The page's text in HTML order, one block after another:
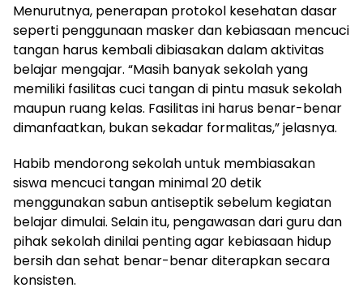
Menurutnya, penerapan protokol kesehatan dasar
seperti penggunaan masker dan kebiasaan mencuci
tangan harus kembali dibiasakan dalam aktivitas
belajar mengajar. “Masih banyak sekolah yang
memiliki fasilitas cuci tangan di pintu masuk sekolah
maupun ruang kelas. Fasilitas ini harus benar-benar
dimanfaatkan, bukan sekadar formalitas,” jelasnya.
Habib mendorong sekolah untuk membiasakan
siswa mencuci tangan minimal 20 detik
menggunakan sabun antiseptik sebelum kegiatan
belajar dimulai. Selain itu, pengawasan dari guru dan
pihak sekolah dinilai penting agar kebiasaan hidup
bersih dan sehat benar-benar diterapkan secara
konsisten.